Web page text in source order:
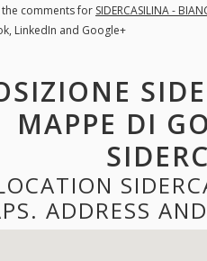
the comments for SIDERCASILINA -
LinkedIn and Google+
MAPPE DI
ADDRESS